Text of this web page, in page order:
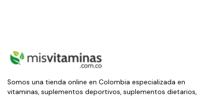
Somos una tienda online en Colombia especializada en
vitaminas, suplementos deportivos, suplementos dietarios,